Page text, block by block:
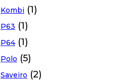
Kombi (1)
P63 (1)
P64 (1)
Polo (5)
Saveiro (2)